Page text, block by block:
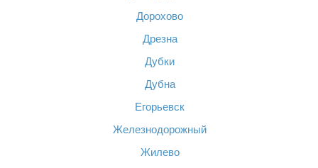
Дорохово
Дрезна
Дубки
Дубна
Егорьевск
Железнодорожный
Жилево